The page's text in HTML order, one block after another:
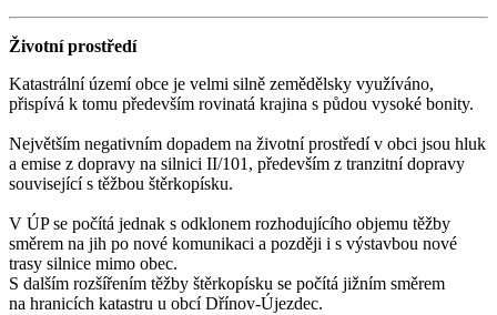
Životní prostředí
Katastrální území obce je velmi silně zemědělsky využíváno,
přispívá k tomu především rovinatá krajina s půdou vysoké bonity.
Největším negativním dopadem na životní prostředí v obci jsou hluk
a emise z dopravy na silnici II/101, především z tranzitní dopravy
související s těžbou štěrkopísku.
V ÚP se počítá jednak s odklonem rozhodujícího objemu těžby
směrem na jih po nové komunikaci a později i s výstavbou nové
trasy silnice mimo obec.
S dalším rozšířením těžby štěrkopísku se počítá jižním směrem
na hranicích katastru u obcí Dřínov-Újezdec.